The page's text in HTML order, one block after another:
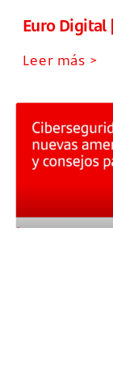
Euro Digital
Leer más >